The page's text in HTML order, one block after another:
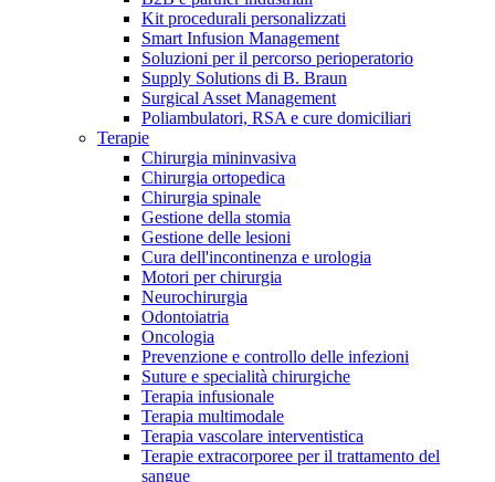
Catalogo prodotti
Trova il prodotto che stai cercando. Visita il catalogo B.
Braun con il nostro portfolio completo.
Hai domande o richieste? Scrivici per entrare subito in
contatto con un nostro referente.
Kit procedurali personalizzati
Smart Infusion Management
Soluzioni per il percorso perioperatorio
Supply Solutions di B. Braun
Surgical Asset Management
Poliambulatori, RSA e cure domiciliari
Terapie
Chirurgia mininvasiva
Chirurgia ortopedica
Chirurgia spinale
Gestione della stomia
Gestione delle lesioni
Cura dell'incontinenza e urologia
Motori per chirurgia
Neurochirurgia
Odontoiatria
Oncologia
Prevenzione e controllo delle infezioni
Suture e specialità chirurgiche
Terapia infusionale
Terapia multimodale
Terapia vascolare interventistica
Terapie extracorporee per il trattamento del
sangue